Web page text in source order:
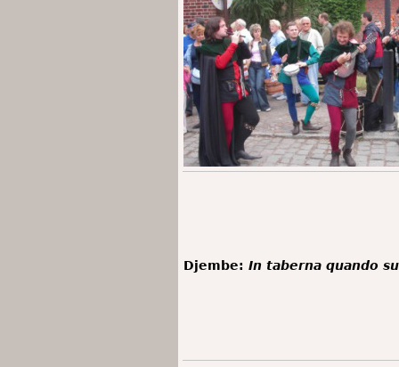
Djembe: In taberna quando